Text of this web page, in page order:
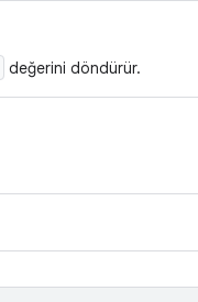
değerini döndürür.